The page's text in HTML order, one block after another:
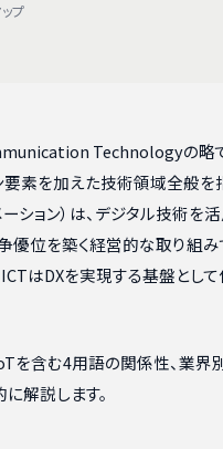
Technologyの略
素を加えた技術領域全般を
ション）は、デジタル技術を
優位を築く経営的な取り組み
ICTはDXを実現する基盤とし
を含む4用語の関係性、業界
解説します。
プ